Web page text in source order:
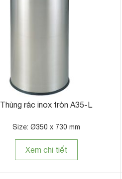
Thùng rác inox tròn A35-L
Size: Ø350 x 730 mm
Xem chi tiết